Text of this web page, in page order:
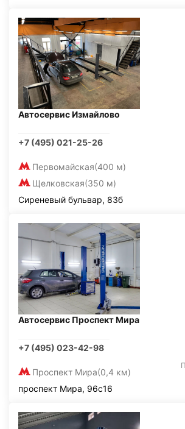
Автосервис Измайлово
+7 (495) 021-25-26
Первомайская(400 м)
Щелковская(350 м)
Сиреневый бульвар, 83б
Автосервис Проспект Мира
+7 (495) 023-42-98
Проспект Мира(0,4 км)
проспект Мира, 96с16